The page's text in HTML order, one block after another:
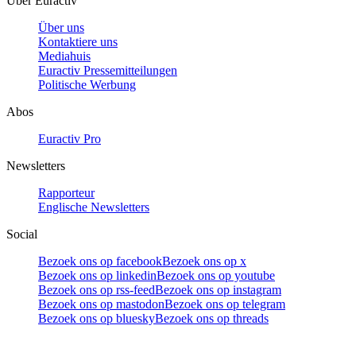
Über uns
Kontaktiere uns
Mediahuis
Euractiv Pressemitteilungen
Politische Werbung
Abos
Euractiv Pro
Newsletters
Rapporteur
Englische Newsletters
Social
Bezoek ons op facebookBezoek ons op x
Bezoek ons op linkedinBezoek ons op youtube
Bezoek ons op rss-feedBezoek ons op instagram
Bezoek ons op mastodonBezoek ons op telegram
Bezoek ons op blueskyBezoek ons op threads